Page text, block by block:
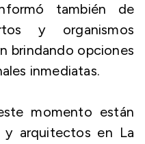
también de
y organismos
brindando opciones
inmediatas.
momento están
y arquitectos en La